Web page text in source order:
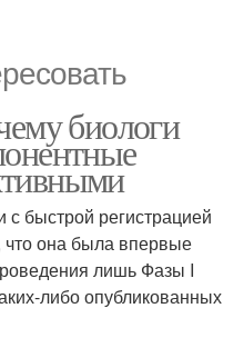
биологи
с быстрой регистрацией
что она была впервые
лишь Фазы I
либо опубликованных